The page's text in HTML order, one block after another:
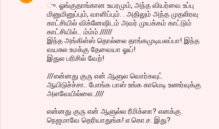
ு. ஓங்குதாங்கான உயரமும், அந்த வியர்வை உப்பு
மினுமினுப்பும், வாளிப்பும். . அதிலும் அந்த முதலிரவு
காட்சியில் விக்னேஷிடம் அவர் முயக்கம் காட்டும்
காட்சியில்… ம்ம்ம்.//////
இந்த அங்கிள்ஸ் தொல்லை தாங்கமுடியலப்பா! இந்த
வயசுல உமக்கு தேவையா ஓய்!
இதுல பரிசில் வேற்!
///என்னது குரு என் ஆளுல வொர்கவுட்
ஆயிடுச்ச்சா.. போங்க பாஸ் உங்க காமெடி உணர்வுக்கு
அளவேயில்லை..////
என்னது குரு என் ஆளுல்ல ரீமிக்ஸா? எனக்கு
நெஜமாவே தெரியாதுங்க! எ.கொ.ச. இது?